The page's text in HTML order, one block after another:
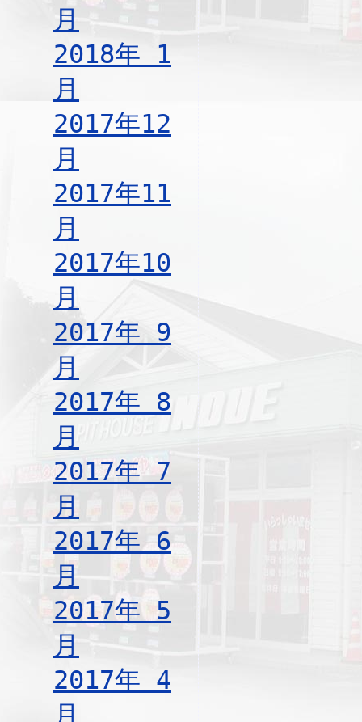
月
2018年 1
月
2017年12
月
2017年11
月
2017年10
月
2017年 9
月
2017年 8
月
2017年 7
月
2017年 6
月
2017年 5
月
2017年 4
月